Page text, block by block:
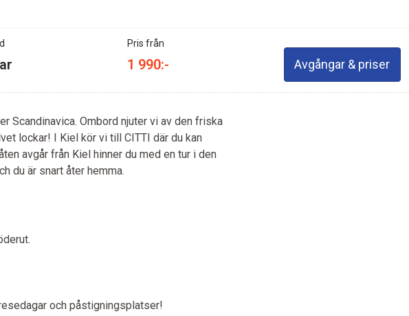
Pris från
1 990:- Avgångar & priser
Scandinavica. Ombord njuter vi av den friska
lockar! I Kiel kör vi till CITTI där du kan
avgår från Kiel hinner du med en tur i den
du är snart åter hemma.
och påstigningsplatser!